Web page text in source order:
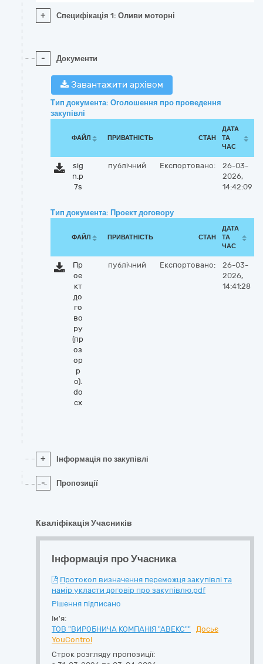
+ Специфікація 1: Оливи моторні
- Документи
Завантажити архівом
Тип документа: Оголошення про проведення
закупівлі
ФАЙЛ ПРИВАТНІСТЬ СТАН
ДАТА
ТА
ЧАС
sig
n.p
7s
публічний Експортовано:
26-03-
2026,
14:42:09
Тип документа: Проект договору
ФАЙЛ ПРИВАТНІСТЬ СТАН
ДАТА
ТА
ЧАС
Пр
ое
кт
до
го
во
ру
(пр
оз
ор
р
о).
do
cx
публічний Експортовано:
26-03-
2026,
14:41:28
+ Інформація по закупівлі
- Пропозиції
Кваліфікація Учасників
Інформація про Учасника
Протокол визначення переможця закупівлі та
намір укласти договір про закупівлю.pdf
Рішення підписано
Ім'я:
ТОВ "ВИРОБНИЧА КОМПАНІЯ "АВЕКС""
Досьє
YouControl
Строк розгляду пропозиції: